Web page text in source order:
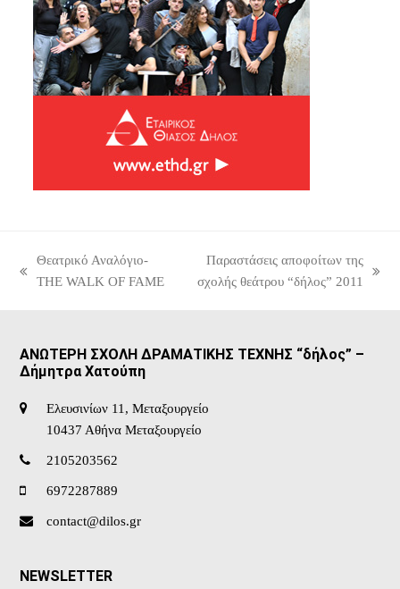
previous
Θεατρικό Αναλόγιο-
THE WALK OF FAME
next
Παραστάσεις αποφοίτων της
σχολής θεάτρου “δήλος” 2011
ΑΝΩΤΕΡΗ ΣΧΟΛΗ ΔΡΑΜΑΤΙΚΗΣ ΤΕΧΝΗΣ “δήλος” –
Δήμητρα Χατούπη
Ελευσινίων 11, Μεταξουργείο
10437 Αθήνα Μεταξουργείο
2105203562
6972287889
contact@dilos.gr
NEWSLETTER